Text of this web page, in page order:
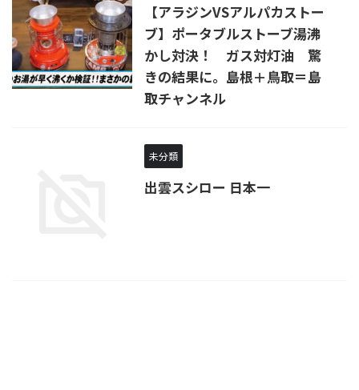
【アラジンVSアルパカストー
ブ】ポータブルストーブ湯沸
かし対決！ ガス対灯油 驚
きの結果に。島根＋鳥取＝島
取チャンネル
未分類
出雲スシロー 日本一